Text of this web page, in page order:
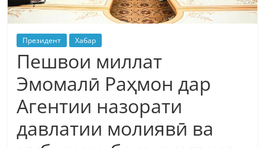
Президент Хабар
Пешвои миллат
Эмомалӣ Раҳмон дар
Агентии назорати
давлатии молиявӣ ва